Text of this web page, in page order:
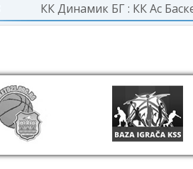
КК Динамик БГ: КК Ас